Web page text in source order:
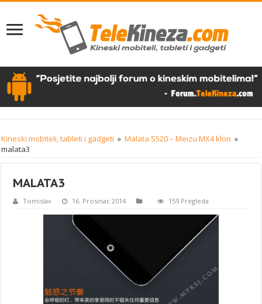
Kineski mobiteli, tableti i gadgeti » Malata S520 – Meizu MX4 klon »
malata3
MALATA3
Tomislav 16. Prosinac 2014 159 Pregleda